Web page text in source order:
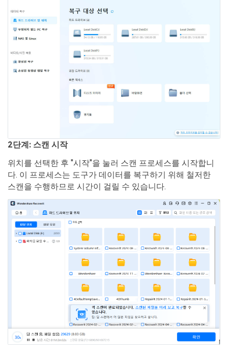
2단계: 스캔 시작
위치를 선택한 후 "시작"을 눌러 스캔 프로세스를 시작합니
다. 이 프로세스는 도구가 데이터를 복구하기 위해 철저한
스캔을 수행하므로 시간이 걸릴 수 있습니다.